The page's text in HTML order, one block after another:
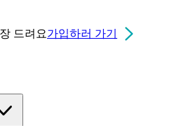
드려요가입하러 가기